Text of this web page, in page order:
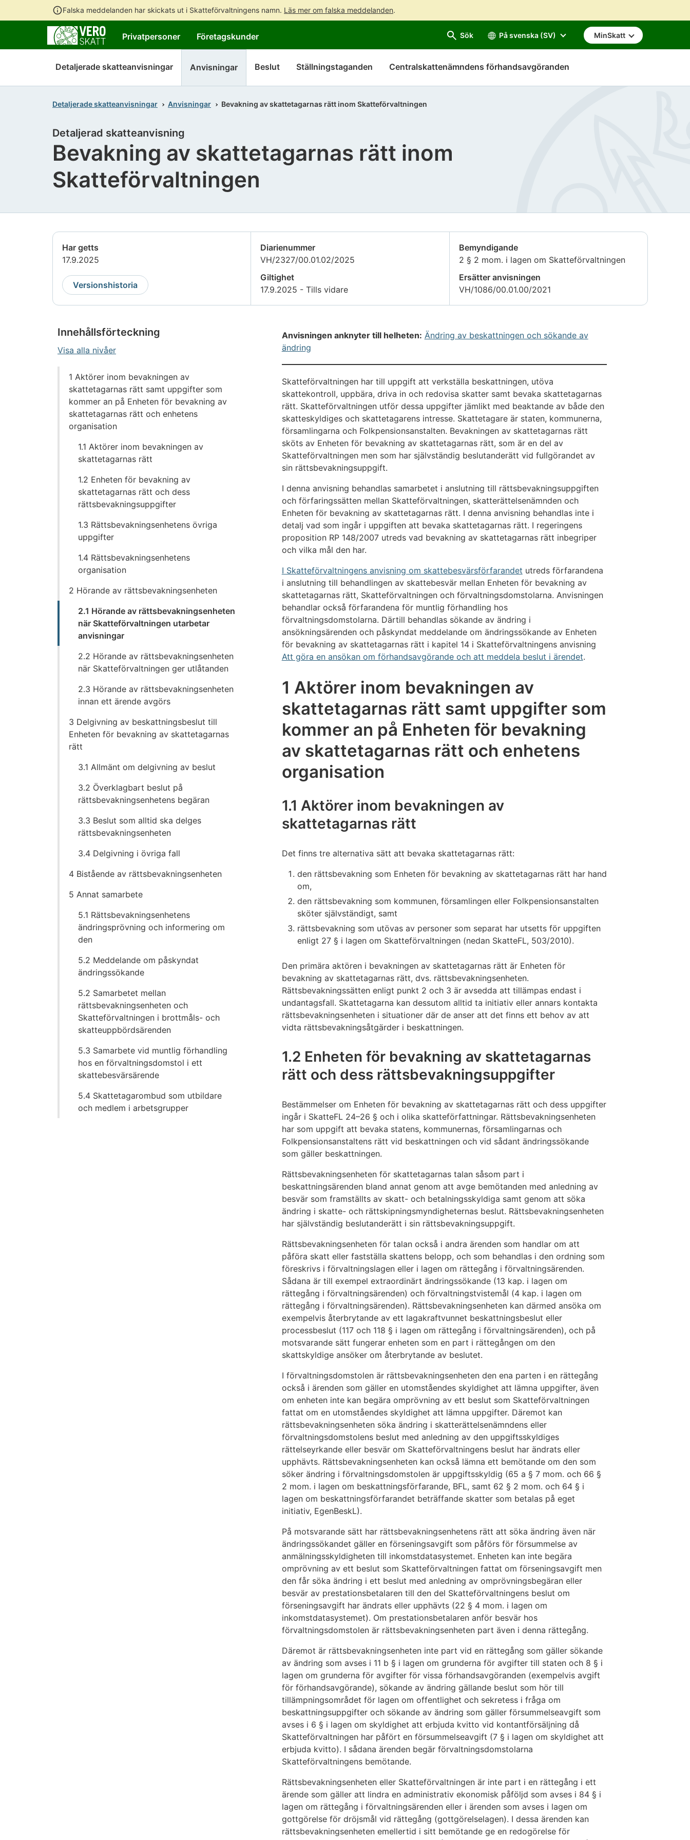
Falska meddelanden har skickats ut i Skatteförvaltningens namn. Läs mer om falska meddelanden.
till
innehållet
hela
webbplatsens
Privatpersoner Företagskunder Sök På svenska (SV) MinSkatt
Detaljerade skatteanvisningar Anvisningar Beslut Ställningstaganden Centralskattenämndens förhandsavgöranden
Detaljerade skatteanvisningar Anvisningar Bevakning av skattetagarnas rätt inom Skatteförvaltningen
Bevakning av skattetagarnas rätt inom
Skatteförvaltningen
Detaljerad skatteanvisning
Har getts
17.9.2025
Versionshistoria
Diarienummer
VH/2327/00.01.02/2025
Giltighet
17.9.2025 - Tills vidare
Bemyndigande
2 § 2 mom. i lagen om Skatteförvaltningen
Ersätter anvisningen
VH/1086/00.01.00/2021
Innehållsförteckning
Visa alla nivåer
direkt
innehållet
1 Aktörer inom bevakningen av
skattetagarnas rätt samt uppgifter som
kommer an på Enheten för bevakning av
skattetagarnas rätt och enhetens
organisation
1.1 Aktörer inom bevakningen av
skattetagarnas rätt
1.2 Enheten för bevakning av
skattetagarnas rätt och dess
rättsbevakningsuppgifter
1.3 Rättsbevakningsenhetens övriga
uppgifter
1.4 Rättsbevakningsenhetens
organisation
2 Hörande av rättsbevakningsenheten
2.1 Hörande av rättsbevakningsenheten
när Skatteförvaltningen utarbetar
anvisningar
2.2 Hörande av rättsbevakningsenheten
när Skatteförvaltningen ger utlåtanden
2.3 Hörande av rättsbevakningsenheten
innan ett ärende avgörs
3 Delgivning av beskattningsbeslut till
Enheten för bevakning av skattetagarnas
rätt
3.1 Allmänt om delgivning av beslut
3.2 Överklagbart beslut på
rättsbevakningsenhetens begäran
3.3 Beslut som alltid ska delges
rättsbevakningsenheten
3.4 Delgivning i övriga fall
4 Bistående av rättsbevakningsenheten
5 Annat samarbete
5.1 Rättsbevakningsenhetens
ändringsprövning och informering om
den
5.2 Meddelande om påskyndat
ändringssökande
5.2 Samarbetet mellan
rättsbevakningsenheten och
Skatteförvaltningen i brottmåls- och
skatteuppbördsärenden
5.3 Samarbete vid muntlig förhandling
hos en förvaltningsdomstol i ett
skattebesvärsärende
5.4 Skattetagarombud som utbildare
och medlem i arbetsgrupper
Anvisningen anknyter till helheten: Ändring av beskattningen och sökande av
ändring
Skatteförvaltningen har till uppgift att verkställa beskattningen, utöva
skattekontroll, uppbära, driva in och redovisa skatter samt bevaka skattetagarnas
rätt. Skatteförvaltningen utför dessa uppgifter jämlikt med beaktande av både den
skatteskyldiges och skattetagarens intresse. Skattetagare är staten, kommunerna,
församlingarna och Folkpensionsanstalten. Bevakningen av skattetagarnas rätt
sköts av Enheten för bevakning av skattetagarnas rätt, som är en del av
Skatteförvaltningen men som har självständig beslutanderätt vid fullgörandet av
sin rättsbevakningsuppgift.
I denna anvisning behandlas samarbetet i anslutning till rättsbevakningsuppgiften
och förfaringssätten mellan Skatteförvaltningen, skatterättelsenämnden och
Enheten för bevakning av skattetagarnas rätt. I denna anvisning behandlas inte i
detalj vad som ingår i uppgiften att bevaka skattetagarnas rätt. I regeringens
proposition RP 148/2007 utreds vad bevakning av skattetagarnas rätt inbegriper
och vilka mål den har.
I Skatteförvaltningens anvisning om skattebesvärsförfarandet utreds förfarandena
i anslutning till behandlingen av skattebesvär mellan Enheten för bevakning av
skattetagarnas rätt, Skatteförvaltningen och förvaltningsdomstolarna. Anvisningen
behandlar också förfarandena för muntlig förhandling hos
förvaltningsdomstolarna. Därtill behandlas sökande av ändring i
ansökningsärenden och påskyndat meddelande om ändringssökande av Enheten
för bevakning av skattetagarnas rätt i kapitel 14 i Skatteförvaltningens anvisning
Att göra en ansökan om förhandsavgörande och att meddela beslut i ärendet.
1 Aktörer inom bevakningen av
skattetagarnas rätt samt uppgifter som
kommer an på Enheten för bevakning
av skattetagarnas rätt och enhetens
organisation
1.1 Aktörer inom bevakningen av
skattetagarnas rätt
Det finns tre alternativa sätt att bevaka skattetagarnas rätt:
den rättsbevakning som Enheten för bevakning av skattetagarnas rätt har hand
om,
den rättsbevakning som kommunen, församlingen eller Folkpensionsanstalten
sköter självständigt, samt
rättsbevakning som utövas av personer som separat har utsetts för uppgiften
enligt 27 § i lagen om Skatteförvaltningen (nedan SkatteFL, 503/2010).
Den primära aktören i bevakningen av skattetagarnas rätt är Enheten för
bevakning av skattetagarnas rätt, dvs. rättsbevakningsenheten.
Rättsbevakningssätten enligt punkt 2 och 3 är avsedda att tillämpas endast i
undantagsfall. Skattetagarna kan dessutom alltid ta initiativ eller annars kontakta
rättsbevakningsenheten i situationer där de anser att det finns ett behov av att
vidta rättsbevakningsåtgärder i beskattningen.
1.2 Enheten för bevakning av skattetagarnas
rätt och dess rättsbevakningsuppgifter
Bestämmelser om Enheten för bevakning av skattetagarnas rätt och dess uppgifter
ingår i SkatteFL 24–26 § och i olika skatteförfattningar. Rättsbevakningsenheten
har som uppgift att bevaka statens, kommunernas, församlingarnas och
Folkpensionsanstaltens rätt vid beskattningen och vid sådant ändringssökande
som gäller beskattningen.
Rättsbevakningsenheten för skattetagarnas talan såsom part i
beskattningsärenden bland annat genom att avge bemötanden med anledning av
besvär som framställts av skatt- och betalningsskyldiga samt genom att söka
ändring i skatte- och rättskipningsmyndigheternas beslut. Rättsbevakningsenheten
har självständig beslutanderätt i sin rättsbevakningsuppgift.
Rättsbevakningsenheten för talan också i andra ärenden som handlar om att
påföra skatt eller fastställa skattens belopp, och som behandlas i den ordning som
föreskrivs i förvaltningslagen eller i lagen om rättegång i förvaltningsärenden.
Sådana är till exempel extraordinärt ändringssökande (13 kap. i lagen om
rättegång i förvaltningsärenden) och förvaltningstvistemål (4 kap. i lagen om
rättegång i förvaltningsärenden). Rättsbevakningsenheten kan därmed ansöka om
exempelvis återbrytande av ett lagakraftvunnet beskattningsbeslut eller
processbeslut (117 och 118 § i lagen om rättegång i förvaltningsärenden), och på
motsvarande sätt fungerar enheten som en part i rättegången om den
skattskyldige ansöker om återbrytande av beslutet.
I förvaltningsdomstolen är rättsbevakningsenheten den ena parten i en rättegång
också i ärenden som gäller en utomståendes skyldighet att lämna uppgifter, även
om enheten inte kan begära omprövning av ett beslut som Skatteförvaltningen
fattat om en utomståendes skyldighet att lämna uppgifter. Däremot kan
rättsbevakningsenheten söka ändring i skatterättelsenämndens eller
förvaltningsdomstolens beslut med anledning av den uppgiftsskyldiges
rättelseyrkande eller besvär om Skatteförvaltningens beslut har ändrats eller
upphävts. Rättsbevakningsenheten kan också lämna ett bemötande om den som
söker ändring i förvaltningsdomstolen är uppgiftsskyldig (65 a § 7 mom. och 66 §
2 mom. i lagen om beskattningsförfarande, BFL, samt 62 § 2 mom. och 64 § i
lagen om beskattningsförfarandet beträffande skatter som betalas på eget
initiativ, EgenBeskL).
På motsvarande sätt har rättsbevakningsenhetens rätt att söka ändring även när
ändringssökandet gäller en förseningsavgift som påförs för försummelse av
anmälningsskyldigheten till inkomstdatasystemet. Enheten kan inte begära
omprövning av ett beslut som Skatteförvaltningen fattat om förseningsavgift men
den får söka ändring i ett beslut med anledning av omprövningsbegäran eller
besvär av prestationsbetalaren till den del Skatteförvaltningens beslut om
förseningsavgift har ändrats eller upphävts (22 § 4 mom. i lagen om
inkomstdatasystemet). Om prestationsbetalaren anför besvär hos
förvaltningsdomstolen är rättsbevakningsenheten part även i denna rättegång.
Däremot är rättsbevakningsenheten inte part vid en rättegång som gäller sökande
av ändring som avses i 11 b § i lagen om grunderna för avgifter till staten och 8 § i
lagen om grunderna för avgifter för vissa förhandsavgöranden (exempelvis avgift
för förhandsavgörande), sökande av ändring gällande beslut som hör till
tillämpningsområdet för lagen om offentlighet och sekretess i fråga om
beskattningsuppgifter och sökande av ändring som gäller försummelseavgift som
avses i 6 § i lagen om skyldighet att erbjuda kvitto vid kontantförsäljning då
Skatteförvaltningen har påfört en försummelseavgift (7 § i lagen om skyldighet att
erbjuda kvitto). I sådana ärenden begär förvaltningsdomstolarna
Skatteförvaltningens bemötande.
Rättsbevakningsenheten eller Skatteförvaltningen är inte part i en rättegång i ett
ärende som gäller att lindra en administrativ ekonomisk påföljd som avses i 84 § i
lagen om rättegång i förvaltningsärenden eller i ärenden som avses i lagen om
gottgörelse för dröjsmål vid rättegång (gottgörelselagen). I dessa ärenden kan
rättsbevakningsenheten emellertid i sitt bemötande ge en redogörelse för